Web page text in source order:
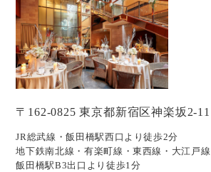
〒162-0825 東京都新宿区神楽坂2-11
JR総武線・飯田橋駅西口より徒歩2分
地下鉄南北線・有楽町線・東西線・大江戸線
飯田橋駅B3出口より徒歩1分